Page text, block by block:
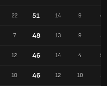
22 51 14 9 4
7 48 13 9 5
12 46 14 4 9
10 46 12 10 5